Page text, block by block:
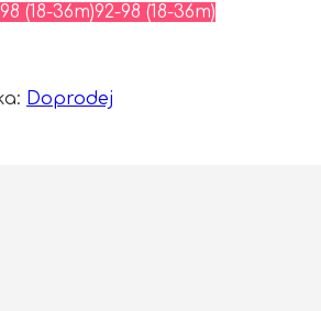
(18-36m)92-98 (18-36m)
Doprodej